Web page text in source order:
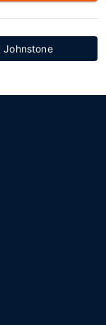
Johnstone